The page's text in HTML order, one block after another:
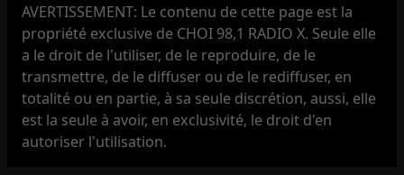
AVERTISSEMENT: Le contenu de cette page est la
propriété exclusive de CHOI 98,1 RADIO X. Seule elle
a le droit de l'utiliser, de le reproduire, de le
transmettre, de le diffuser ou de le rediffuser, en
totalité ou en partie, à sa seule discrétion, aussi, elle
est la seule à avoir, en exclusivité, le droit d'en
autoriser l'utilisation.